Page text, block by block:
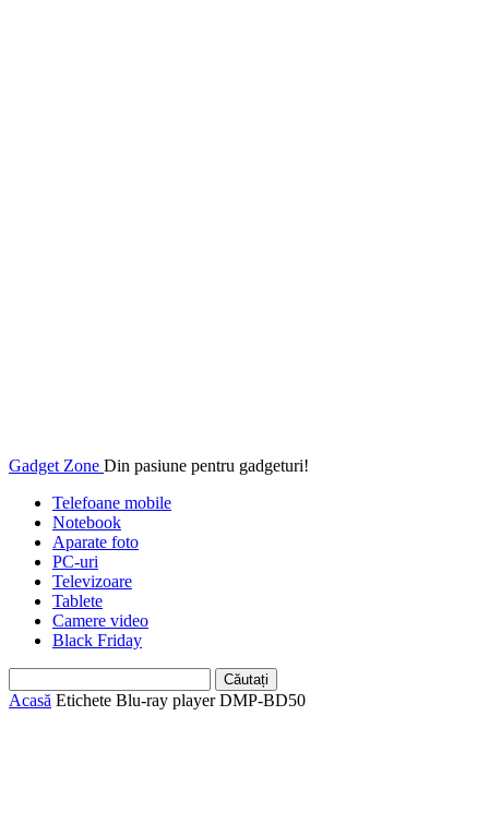
Gadget Zone Din pasiune pentru gadgeturi!
Telefoane mobile
Notebook
Aparate foto
PC-uri
Televizoare
Tablete
Camere video
Black Friday
Acasă Etichete Blu-ray player DMP-BD50